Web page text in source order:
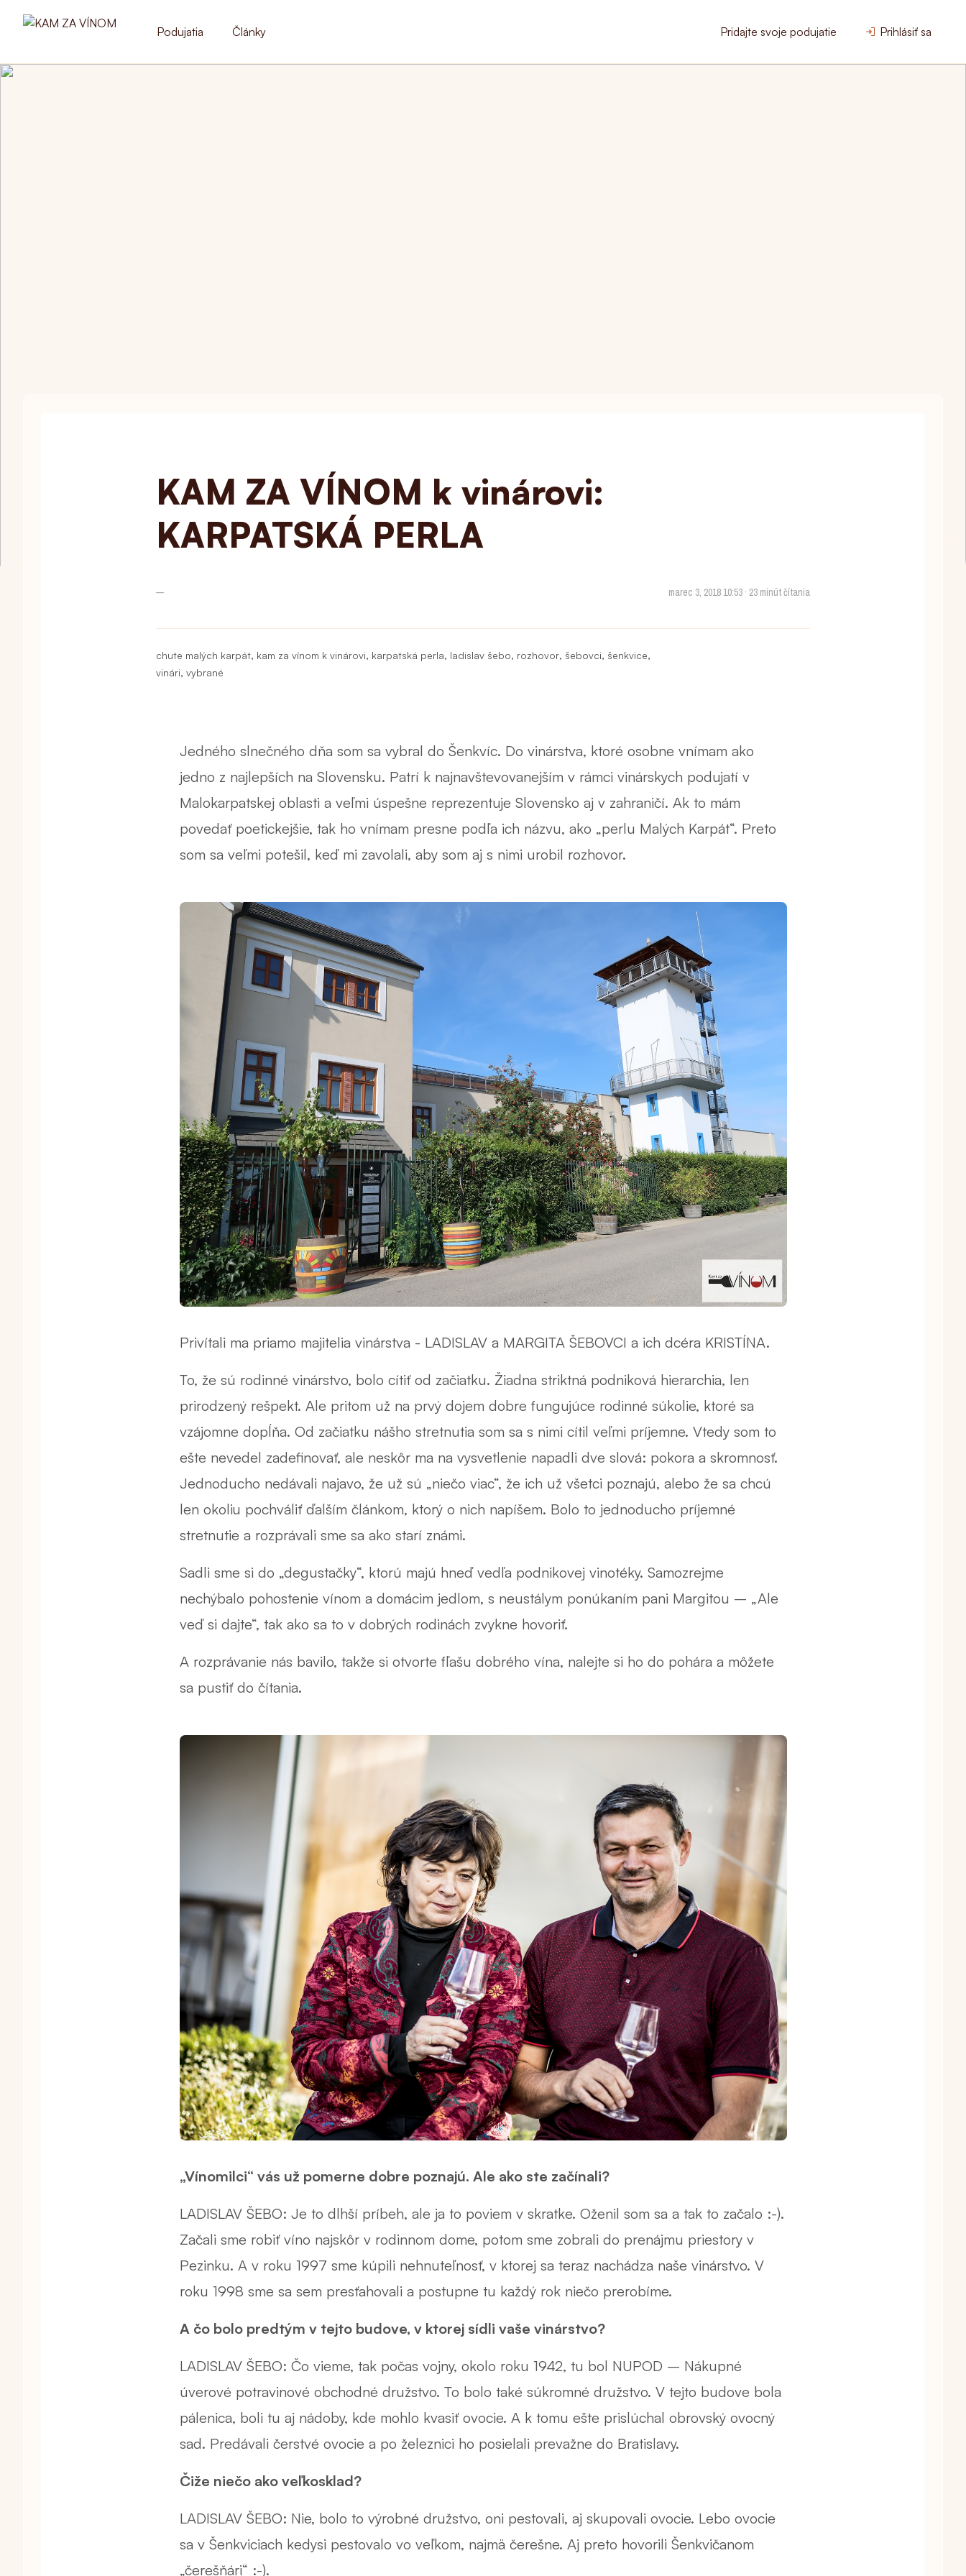
Podujatia Články Pridajte svoje podujatie Prihlásiť sa
KAM ZA VÍNOM k vinárovi:
KARPATSKÁ PERLA
— marec 3, 2018 10:53 · 23 minút čítania
chute malých karpát, kam za vínom k vinárovi, karpatská perla, ladislav šebo, rozhovor, šebovci, šenkvice,
vinári, vybrané
Jedného slnečného dňa som sa vybral do Šenkvíc. Do vinárstva, ktoré osobne vnímam ako
jedno z najlepších na Slovensku. Patrí k najnavštevovanejším v rámci vinárskych podujatí v
Malokarpatskej oblasti a veľmi úspešne reprezentuje Slovensko aj v zahraničí. Ak to mám
povedať poetickejšie, tak ho vnímam presne podľa ich názvu, ako „perlu Malých Karpát“. Preto
som sa veľmi potešil, keď mi zavolali, aby som aj s nimi urobil rozhovor.
Privítali ma priamo majitelia vinárstva - LADISLAV a MARGITA ŠEBOVCI a ich dcéra KRISTÍNA.
To, že sú rodinné vinárstvo, bolo cítiť od začiatku. Žiadna striktná podniková hierarchia, len
prirodzený rešpekt. Ale pritom už na prvý dojem dobre fungujúce rodinné súkolie, ktoré sa
vzájomne dopĺňa. Od začiatku nášho stretnutia som sa s nimi cítil veľmi príjemne. Vtedy som to
ešte nevedel zadefinovať, ale neskôr ma na vysvetlenie napadli dve slová: pokora a skromnosť.
Jednoducho nedávali najavo, že už sú „niečo viac“, že ich už všetci poznajú, alebo že sa chcú
len okoliu pochváliť ďalším článkom, ktorý o nich napíšem. Bolo to jednoducho príjemné
stretnutie a rozprávali sme sa ako starí známi.
Sadli sme si do „degustačky“, ktorú majú hneď vedľa podnikovej vinotéky. Samozrejme
nechýbalo pohostenie vínom a domácim jedlom, s neustálym ponúkaním pani Margitou – „Ale
veď si dajte“, tak ako sa to v dobrých rodinách zvykne hovoriť.
A rozprávanie nás bavilo, takže si otvorte fľašu dobrého vína, nalejte si ho do pohára a môžete
sa pustiť do čítania.
„Vínomilci“ vás už pomerne dobre poznajú. Ale ako ste začínali?
LADISLAV ŠEBO: Je to dlhší príbeh, ale ja to poviem v skratke. Oženil som sa a tak to začalo :-).
Začali sme robiť víno najskôr v rodinnom dome, potom sme zobrali do prenájmu priestory v
Pezinku. A v roku 1997 sme kúpili nehnuteľnosť, v ktorej sa teraz nachádza naše vinárstvo. V
roku 1998 sme sa sem presťahovali a postupne tu každý rok niečo prerobíme.
A čo bolo predtým v tejto budove, v ktorej sídli vaše vinárstvo?
LADISLAV ŠEBO: Čo vieme, tak počas vojny, okolo roku 1942, tu bol NUPOD – Nákupné
úverové potravinové obchodné družstvo. To bolo také súkromné družstvo. V tejto budove bola
pálenica, boli tu aj nádoby, kde mohlo kvasiť ovocie. A k tomu ešte prislúchal obrovský ovocný
sad. Predávali čerstvé ovocie a po železnici ho posielali prevažne do Bratislavy.
Čiže niečo ako veľkosklad?
LADISLAV ŠEBO: Nie, bolo to výrobné družstvo, oni pestovali, aj skupovali ovocie. Lebo ovocie
sa v Šenkviciach kedysi pestovalo vo veľkom, najmä čerešne. Aj preto hovorili Šenkvičanom
„čerešňári“ :-).